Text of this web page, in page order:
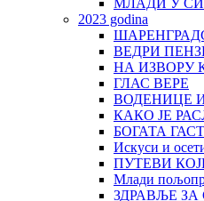
МЛАДИ У
2023 godina
ВЕДРИ
НА ИЗВОРУ
ГЛАС ВЕРЕ
ВОДЕНИЦЕ
КАКО ЈЕ
БОГАТА
Искуси и
ПУТЕВИ
Млади
ЗДРАВЉЕ ЗА